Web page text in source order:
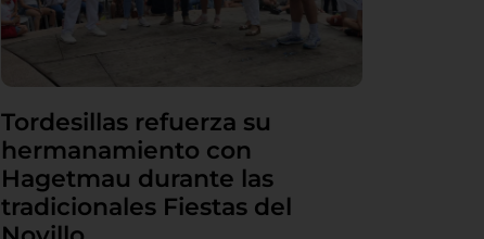
Tordesillas refuerza su
hermanamiento con
Hagetmau durante las
tradicionales Fiestas del